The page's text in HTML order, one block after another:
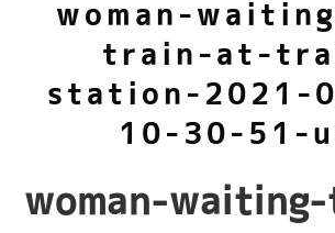
woman-
train-at-
station-2021-
10-30-51-
woman-